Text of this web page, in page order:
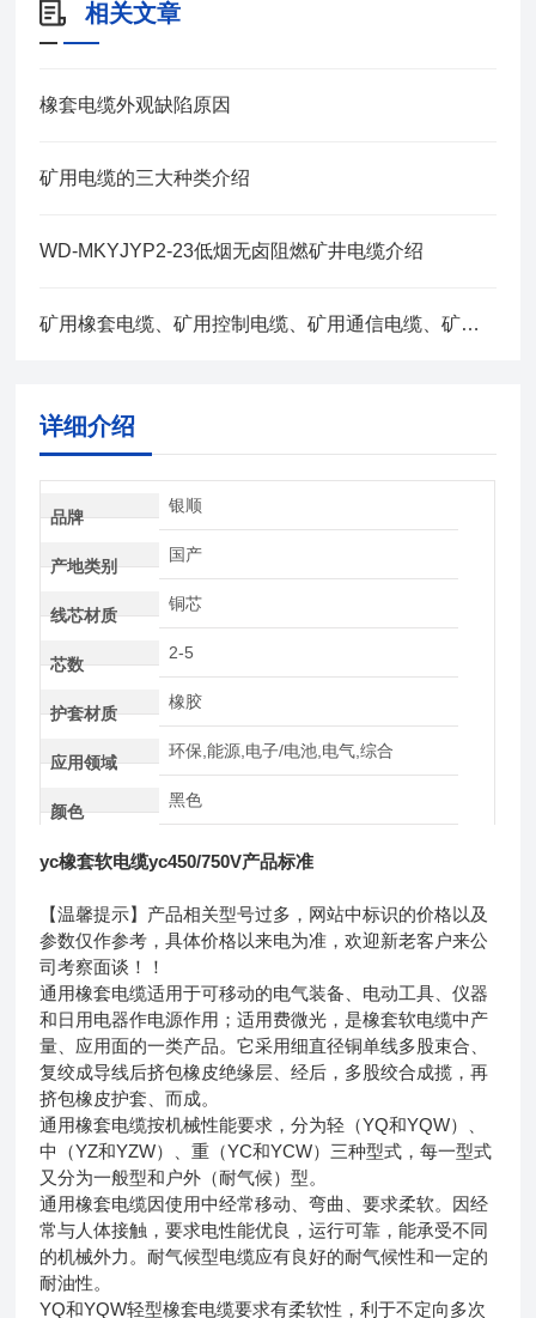
相关文章
橡套电缆外观缺陷原因
矿用电缆的三大种类介绍
WD-MKYJYP2-23低烟无卤阻燃矿井电缆介绍
矿用橡套电缆、矿用控制电缆、矿用通信电缆、矿用电力电缆、矿用计算机电缆区别，看完不选错
详细介绍
品牌
银顺
产地类别
国产
线芯材质
铜芯
芯数
2-5
护套材质
橡胶
应用领域
环保,能源,电子/电池,电气,综合
颜色
黑色
yc橡套软电缆yc450/750V产品标准
【温馨提示】产品相关型号过多，网站中标识的价格以及
参数仅作参考，具体价格以来电为准，欢迎新老客户来公
司考察面谈！！
通用橡套电缆适用于可移动的电气装备、电动工具、仪器
和日用电器作电源作用；适用费微光，是橡套软电缆中产
量、应用面的一类产品。它采用细直径铜单线多股束合、
复绞成导线后挤包橡皮绝缘层、经后，多股绞合成揽，再
挤包橡皮护套、而成。
通用橡套电缆按机械性能要求，分为轻（YQ和YQW）、
中（YZ和YZW）、重（YC和YCW）三种型式，每一型式
又分为一般型和户外（耐气候）型。
通用橡套电缆因使用中经常移动、弯曲、要求柔软。因经
常与人体接触，要求电性能优良，运行可靠，能承受不同
的机械外力。耐气候型电缆应有良好的耐气候性和一定的
耐油性。
YQ和YQW轻型橡套电缆要求有柔软性，利于不定向多次